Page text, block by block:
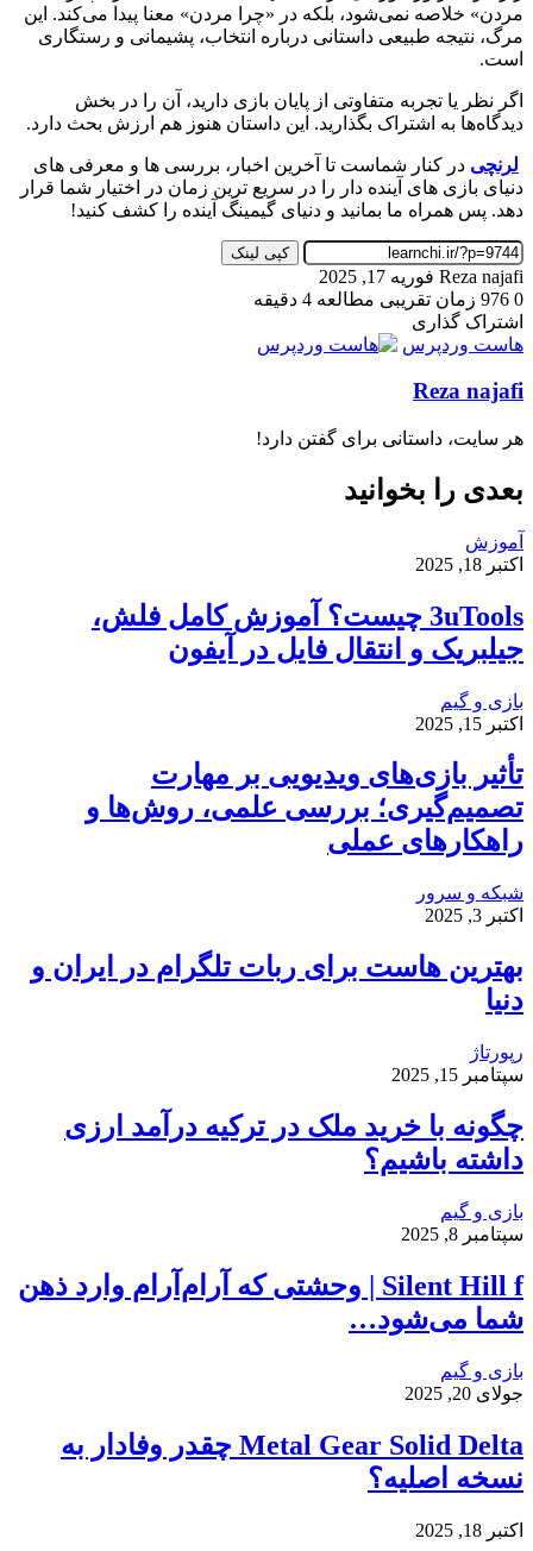
مردن» خلاصه نمی‌شود، بلکه در «چرا مردن» معنا پیدا می‌کند. این
مرگ، نتیجه طبیعی داستانی درباره انتخاب، پشیمانی و رستگاری
است.
اگر نظر یا تجربه متفاوتی از پایان بازی دارید، آن را در بخش
دیدگاه‌ها به اشتراک بگذارید. این داستان هنوز هم ارزش بحث دارد.
لرنچی در کنار شماست تا آخرین اخبار، بررسی‌ ها و معرفی‌ های
دنیای بازی‌ های آینده دار را در سریع‌ ترین زمان در اختیار شما قرار
دهد. پس همراه ما بمانید و دنیای گیمینگ آینده را کشف کنید!
کپی لینک
Reza najafi ارسال
به
ایمیل
فوریه 17, 2025
0
زمان تقریبی مطالعه 4 دقیقه
اشتراک گذاری
فیسبوک
ایکس
لینکداین
پینتریست
اسکایپ
واتس
تلگرام
اشتراک
با
چاپ
هاست وردپرس
Reza najafi
هر سایت، داستانی برای گفتن دارد!
بعدی را بخوانید
آموزش
اکتبر 18, 2025
3uTools چیست؟ آموزش کامل فلش،
جیلبریک و انتقال فایل در آیفون
بازی و گیم
اکتبر 15, 2025
تأثیر بازی‌های ویدیویی بر مهارت
تصمیم‌گیری؛ بررسی علمی، روش‌ها و
راهکارهای عملی
شبکه و سرور
اکتبر 3, 2025
بهترین هاست برای ربات تلگرام در ایران و
دنیا
رپورتاژ
سپتامبر 15, 2025
چگونه با خرید ملک در ترکیه درآمد ارزی
داشته باشیم؟
بازی و گیم
سپتامبر 8, 2025
Silent Hill f | وحشتی که آرام‌آرام وارد ذهن
شما می‌شود…
بازی و گیم
جولای 20, 2025
Metal Gear Solid Delta چقدر وفادار به
نسخه اصلیه؟
اکتبر 18, 2025